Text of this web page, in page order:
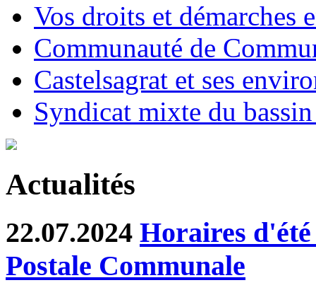
Vos droits et démarches
Communauté de
Castelsagrat et ses
Syndicat mixte du
Actualités
22.07.2024 Horaires
Postale Communale